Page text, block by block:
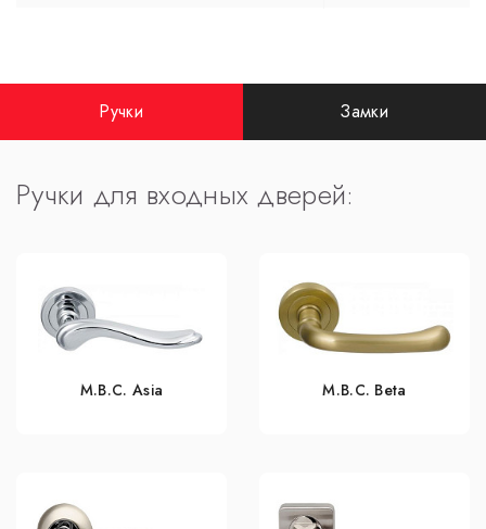
Ручки Замки
Ручки для входных дверей:
M.B.C. Asia M.B.C. Beta